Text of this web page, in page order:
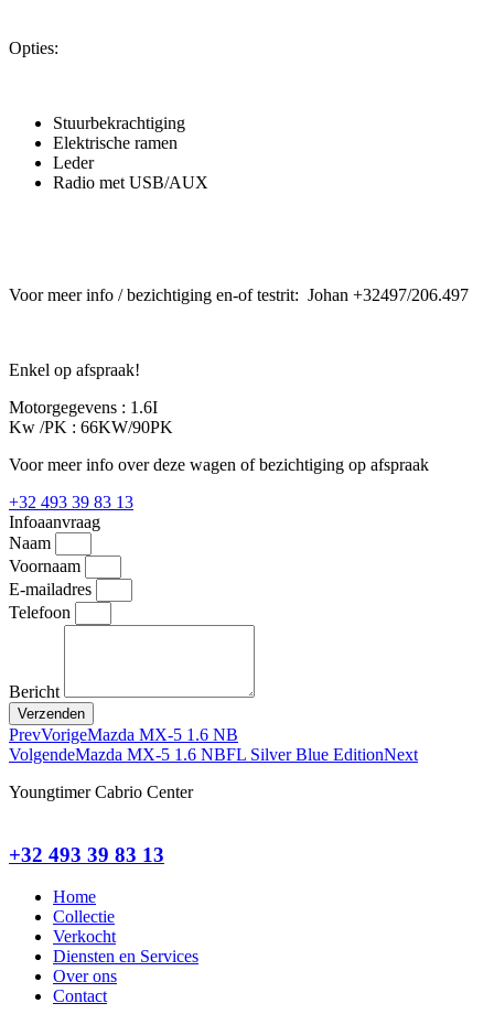
Opties:
Stuurbekrachtiging
Elektrische ramen
Leder
Radio met USB/AUX
Voor meer info / bezichtiging en-of testrit: Johan +32497/206.497
Enkel op afspraak!
Motorgegevens : 1.6I
Kw /PK : 66KW/90PK
Voor meer info over deze wagen of bezichtiging op afspraak
+32 493 39 83 13
Infoaanvraag
Naam
Voornaam
E-mailadres
Telefoon
Bericht
Verzenden
PrevVorigeMazda MX-5 1.6 NB
VolgendeMazda MX-5 1.6 NBFL Silver Blue EditionNext
Youngtimer Cabrio Center
+32 493 39 83 13
Home
Collectie
Verkocht
Diensten en Services
Over ons
Contact